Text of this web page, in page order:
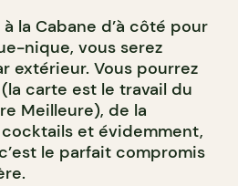
la Cabane d’à côté pour
nique, vous serez
extérieur. Vous pourrez
carte est le travail du
Meilleure), de la
et évidemment,
le parfait compromis